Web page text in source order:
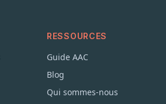
RESSOURCES
Guide AAC
Blog
Qui sommes-nous